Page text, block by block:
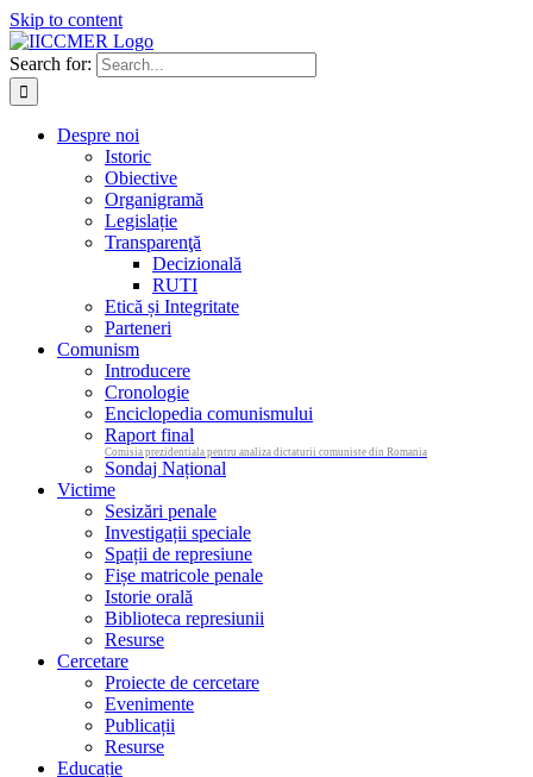
Skip to content
Search for:
Despre noi
Istoric
Obiective
Organigramă
Legislație
Transparenţă
Decizională
RUTI
Etică și Integritate
Parteneri
Comunism
Introducere
Cronologie
Enciclopedia comunismului
Raport final
Comisia prezidentiala pentru analiza dictaturii comuniste din Romania
Sondaj Național
Victime
Sesizări penale
Investigații speciale
Spații de represiune
Fișe matricole penale
Istorie orală
Biblioteca represiunii
Resurse
Cercetare
Proiecte de cercetare
Evenimente
Publicații
Resurse
Educație